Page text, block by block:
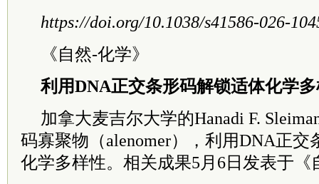
https://doi.org/10.1038/s41586-026-
《自然-化学》
利用DNA正交条形码解锁适体化学
加拿大麦吉尔大学的Hanadi F.
码寡聚物（alenomer），利用DNA正交
化学多样性。相关成果5月6日发表于《